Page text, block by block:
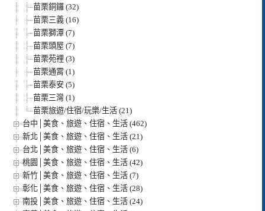
苗栗銅鑼 (32)
苗栗三義 (16)
苗栗獅潭 (7)
苗栗頭屋 (7)
苗栗苑裡 (3)
苗栗通霄 (1)
苗栗泰安 (5)
苗栗三灣 (1)
苗栗旅遊/住宿/玩樂/生活 (21)
台中│美食、旅遊、住宿、生活 (462)
新北│美食、旅遊、住宿、生活 (21)
台北│美食、旅遊、住宿、生活 (6)
桃園│美食、旅遊、住宿、生活 (42)
新竹│美食、旅遊、住宿、生活 (7)
彰化│美食、旅遊、住宿、生活 (28)
南投│美食、旅遊、住宿、生活 (24)